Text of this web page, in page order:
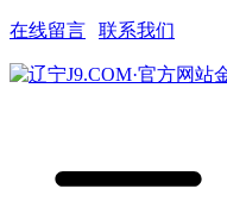
在线留言 联系我们